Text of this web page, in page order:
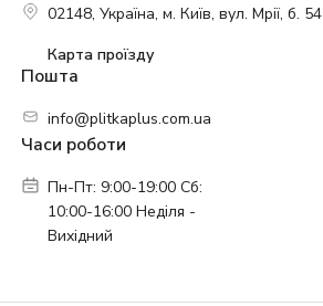
02148, Україна, м. Київ, вул. Мрії, б. 54
Карта проїзду
Пошта
info@plitkaplus.com.ua
Часи роботи
Пн-Пт: 9:00-19:00 Сб:
10:00-16:00 Неділя -
Вихідний